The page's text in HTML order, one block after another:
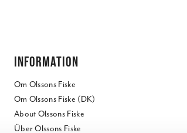
INFORMATION
Om Olssons Fiske
Om Olssons Fiske (DK)
About Olssons Fiske
Über Olssons Fiske